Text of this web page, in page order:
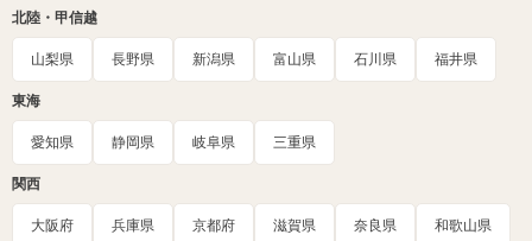
北陸・甲信越
山梨県 長野県 新潟県 富山県 石川県 福井県
東海
愛知県 静岡県 岐阜県 三重県
関西
大阪府 兵庫県 京都府 滋賀県 奈良県 和歌山県